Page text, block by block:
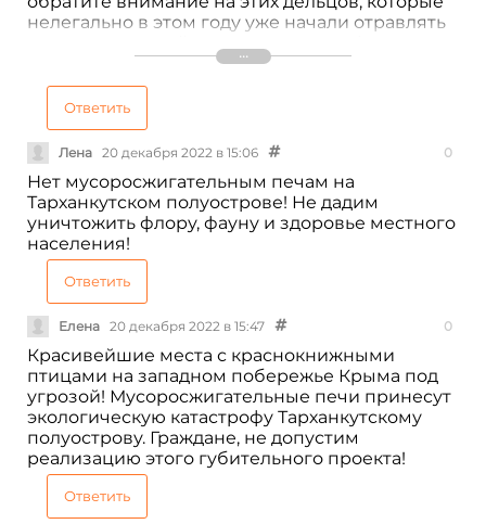
нелегально в этом году уже начали отравлять
своими незаконно работающими печами в
карьере! Не дайте им уйти от ответственности!
Не дайте им возможности продолжать своё
грязное дело уже легально!!! Прошу провести
всестороннее расследование и наказать эту
контору!!! Мы против строительства завода по
сжиганию медотходов на ЗБК!!!
Ответить
Лена 20 декабря 2022 в 15:06 0
Нет мусоросжигательным печам на
Тарханкутском полуострове! Не дадим
уничтожить флору, фауну и здоровье местного
населения!
Ответить
Елена 20 декабря 2022 в 15:47 0
Красивейшие места с краснокнижными
птицами на западном побережье Крыма под
угрозой! Мусоросжигательные печи принесут
экологическую катастрофу Тарханкутскому
полуострову. Граждане, не допустим
реализацию этого губительного проекта!
Ответить